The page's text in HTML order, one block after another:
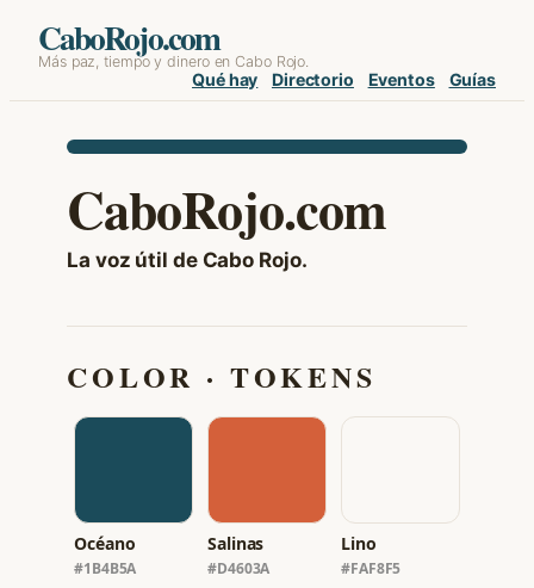
Skip
CaboRojo.com
Más paz, tiempo y dinero en Cabo Rojo.
Qué hay Directorio Eventos Guías
CaboRojo.com
La voz útil de Cabo Rojo.
COLOR · TOKENS
Océano
#1B4B5A
Salinas
#D4603A
Lino
#FAF8F5